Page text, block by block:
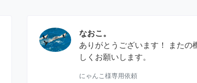
なおこ。
ありがとうございます！ またの
しくお願いします。
にゃんこ様専用依頼